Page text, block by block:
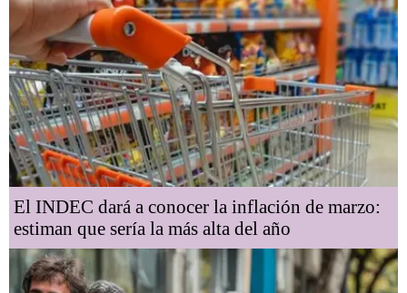
El INDEC dará a conocer la inflación de marzo:
estiman que sería la más alta del año